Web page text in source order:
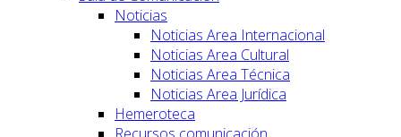
Noticias
Noticias Area Internacional
Noticias Area Cultural
Noticias Area Técnica
Noticias Area Jurídica
Hemeroteca